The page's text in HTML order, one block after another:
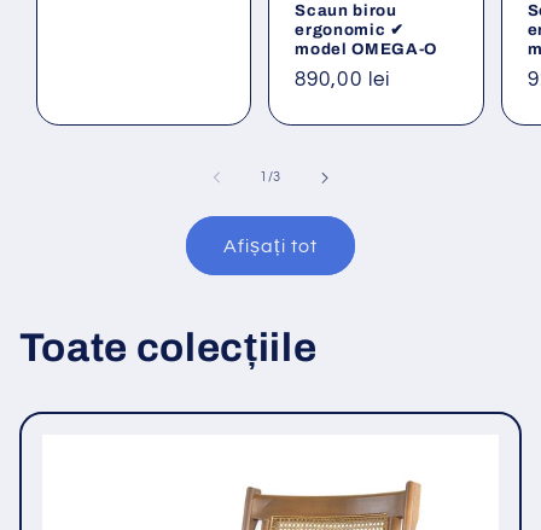
Scaun birou
ergonomic ✔
model OMEGA-O
Preț
890,00 lei
1 /din
3
Afișați tot
Toate colecțiile